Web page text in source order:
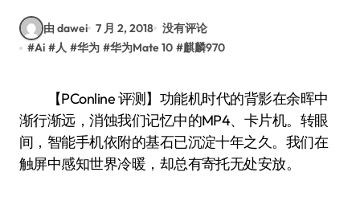
由 dawei 7 月 2, 2018 没有评论
#Ai #人 #华为 #华为Mate 10 #麒麟970
【PConline 评测】功能机时代的背影在余晖中
渐行渐远，消蚀我们记忆中的MP4、卡片机。转眼
间，智能手机依附的基石已沉淀十年之久。我们在
触屏中感知世界冷暖，却总有寄托无处安放。